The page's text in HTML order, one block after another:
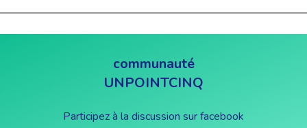
communauté
UNPOINTCINQ
Participez à la discussion sur facebook